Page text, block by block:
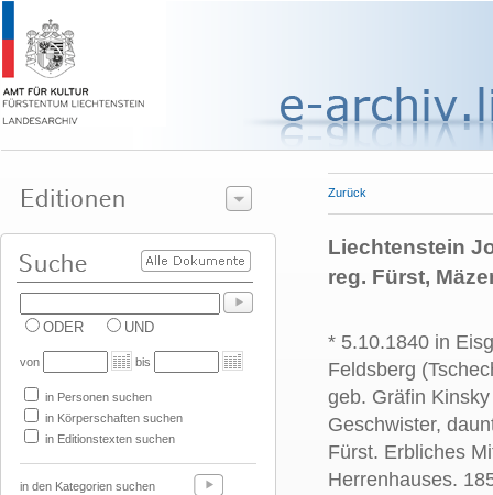
ODER UND
von bis
in Personen suchen
in Körperschaften suchen
in Editionstexten suchen
in den Kategorien suchen
Zurück
Liechtenstein
reg. Fürst,
* 5.10.1840 in
Feldsberg
geb. Gräfin
Geschwister,
Fürst. Erbliches
Herrenhauses.